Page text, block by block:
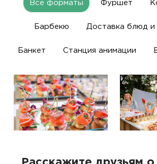
Все форматы Фуршет
Барбекю Доставка блюд и
Банкет Станция анимации